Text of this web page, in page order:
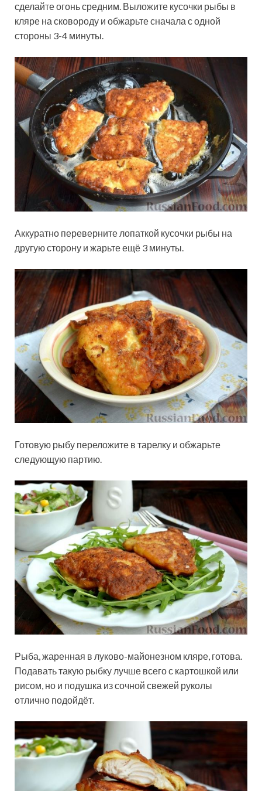
сделайте огонь средним. Выложите кусочки рыбы в
кляре на сковороду и обжарьте сначала с одной
стороны 3-4 минуты.
Аккуратно переверните лопаткой кусочки рыбы на
другую сторону и жарьте ещё 3 минуты.
Готовую рыбу переложите в тарелку и обжарьте
следующую партию.
Рыба, жаренная в луково-майонезном кляре, готова.
Подавать такую рыбку лучше всего с картошкой или
рисом, но и подушка из сочной свежей руколы
отлично подойдёт.